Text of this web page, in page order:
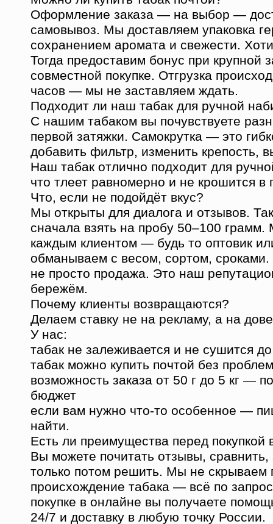
Оформление заказа — на выбор —
самовывоз. Мы доставляем упаковка
сохранением аромата и свежести.
Тогда предоставим бонус при крупной
совместной покупке. Отгрузка
часов — мы не заставляем ждать.
Подходит ли наш табак для ручной
С нашим табаком вы почувствуете
первой затяжки. Самокрутка — это
добавить фильтр, изменить крепость,
Наш табак отлично подходит для
что тлеет равномерно и не крошится в
Что, если не подойдёт вкус?
Мы открыты для диалога и отзывов.
сначала взять на пробу 50–100
каждым клиентом — будь то оптовик
обманываем с весом, сортом,
не просто продажа. Это наш
бережём.
Почему клиенты возвращаются?
Делаем ставку не на рекламу, а на
У нас:
табак не залеживается и не сушится
табак можно купить почтой без
возможность заказа от 50 г до 5 кг —
бюджет
если вам нужно что-то особенное —
найти.
Есть ли преимущества перед покупкой
Вы можете почитать отзывы, сравнить,
только потом решить. Мы не скрываем
происхождение табака — всё по
покупке в онлайне вы получаете
24/7 и доставку в любую точку России.